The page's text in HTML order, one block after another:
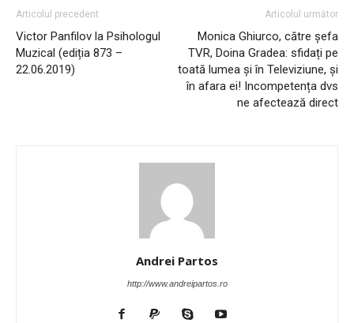
Articolul precedent
Victor Panfilov la Psihologul
Muzical (ediția 873 –
22.06.2019)
Articolul următor
Monica Ghiurco, către șefa
TVR, Doina Gradea: sfidați pe
toată lumea și în Televiziune, și
în afara ei! Incompetența dvs
ne afectează direct
Andrei Partos
http://www.andreipartos.ro